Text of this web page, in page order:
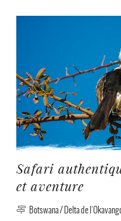
Safari
et aventure
Botswana / Delta de